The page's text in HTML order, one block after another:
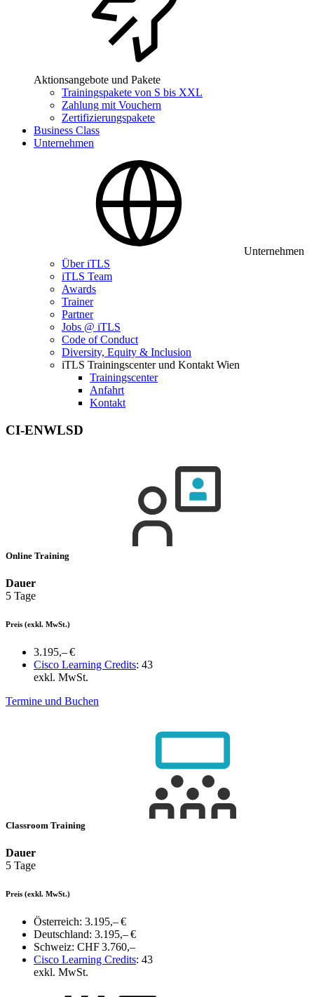
Aktionsangebote und Pakete
Trainingspakete von S bis XXL
Zahlung mit Vouchern
Zertifizierungspakete
Business Class
Unternehmen
Unternehmen
Über iTLS
iTLS Team
Awards
Trainer
Partner
Jobs @ iTLS
Code of Conduct
Diversity, Equity & Inclusion
iTLS Trainingscenter und Kontakt Wien
Trainingscenter
Anfahrt
Kontakt
CI-ENWLSD
Online Training
Dauer
5 Tage
Preis (exkl. MwSt.)
3.195,– €
Cisco Learning Credits: 43
exkl. MwSt.
Termine und Buchen
Classroom Training
Dauer
5 Tage
Preis (exkl. MwSt.)
Österreich: 3.195,– €
Deutschland: 3.195,– €
Schweiz: CHF 3.760,–
Cisco Learning Credits: 43
exkl. MwSt.